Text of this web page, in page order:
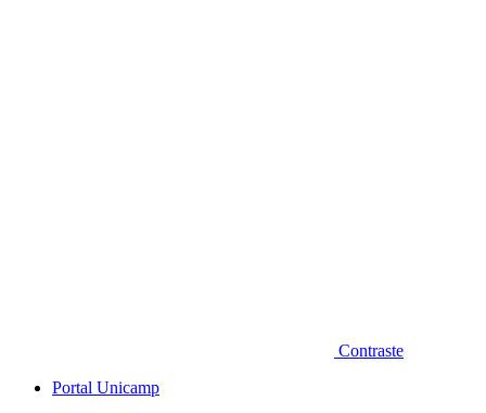
Contraste
Portal Unicamp